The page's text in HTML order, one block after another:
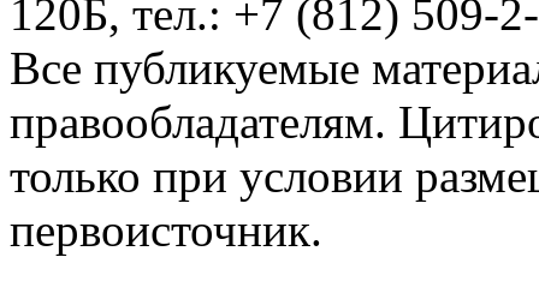
120Б, тел.: +7 (812) 509-
Все публикуемые
правообладателям.
только при условии
первоисточник.